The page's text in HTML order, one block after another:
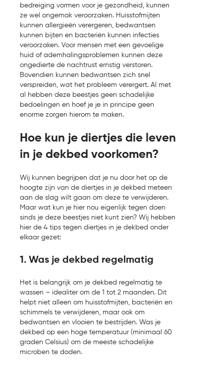
bedreiging vormen voor je gezondheid, kunnen
ze wel ongemak veroorzaken. Huisstofmijten
kunnen allergieën verergeren, bedwantsen
kunnen bijten en bacteriën kunnen infecties
veroorzaken. Voor mensen met een gevoelige
huid of ademhalingsproblemen kunnen deze
ongedierte de nachtrust ernstig verstoren.
Bovendien kunnen bedwantsen zich snel
verspreiden, wat het probleem verergert. Al met
al hebben deze beestjes geen schadelijke
bedoelingen en hoef je je in principe geen
enorme zorgen hierom te maken.
Hoe kun je diertjes die leven
in je dekbed voorkomen?
Wij kunnen begrijpen dat je nu door het op de
hoogte zijn van de diertjes in je dekbed meteen
aan de slag wilt gaan om deze te verwijderen.
Maar wat kun je hier nou eigenlijk tegen doen
sinds je deze beestjes niet kunt zien? Wij hebben
hier de 4 tips tegen diertjes in je dekbed onder
elkaar gezet:
1. Was je dekbed regelmatig
Het is belangrijk om je dekbed regelmatig te
wassen – idealiter om de 1 tot 2 maanden. Dit
helpt niet alleen om huisstofmijten, bacteriën en
schimmels te verwijderen, maar ook om
bedwantsen en vlooien te bestrijden. Was je
dekbed op een hoge temperatuur (minimaal 60
graden Celsius) om de meeste schadelijke
microben te doden.